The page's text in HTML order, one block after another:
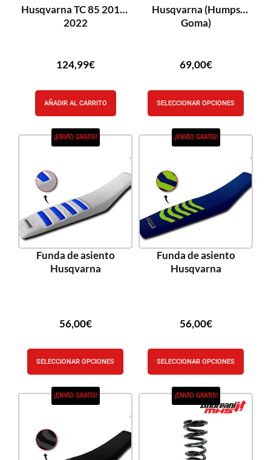
Husqvarna TC 85 2018-
2022
124,99€
AÑADIR AL CARRITO
Husqvarna (Humps
Goma)
69,00€
SELECCIONAR OPCIONES
¡ENVÍO GRATIS!
Funda de asiento
Husqvarna
56,00€
SELECCIONAR OPCIONES
¡ENVÍO GRATIS!
Funda de asiento
Husqvarna
56,00€
SELECCIONAR OPCIONES
¡ENVÍO GRATIS! ¡ENVÍO GRATIS!